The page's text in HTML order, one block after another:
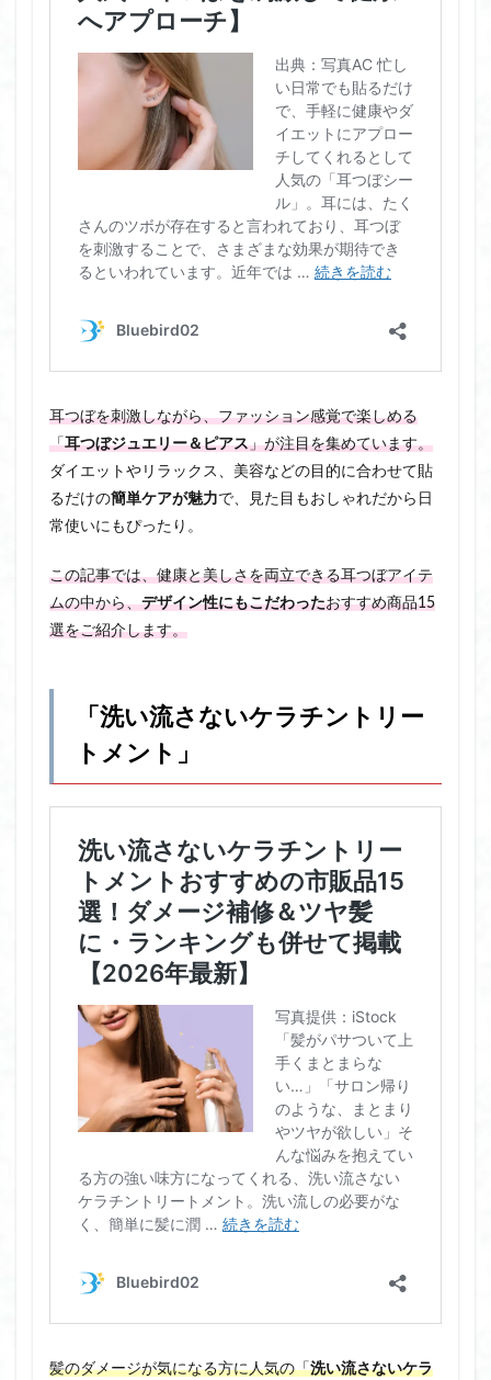
耳つぼを刺激しながら、ファッション感覚で楽しめる
「耳つぼジュエリー＆ピアス」が注目を集めています。
ダイエットやリラックス、美容などの目的に合わせて貼
るだけの簡単ケアが魅力で、見た目もおしゃれだから日
常使いにもぴったり。
この記事では、健康と美しさを両立できる耳つぼアイテ
ムの中から、デザイン性にもこだわったおすすめ商品15
選をご紹介します。
「洗い流さないケラチントリー
トメント」
髪のダメージが気になる方に人気の「洗い流さないケラ